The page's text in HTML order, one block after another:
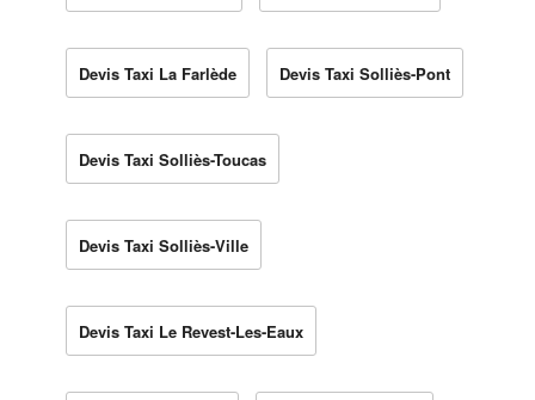
Devis Taxi La Farlède Devis Taxi Solliès-Pont
Devis Taxi Solliès-Toucas
Devis Taxi Solliès-Ville
Devis Taxi Le Revest-Les-Eaux